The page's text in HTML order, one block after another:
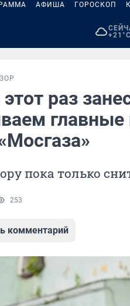
АФИША ГОРОСКОП
+21°C
раз
главные
пока только
253
комментарий